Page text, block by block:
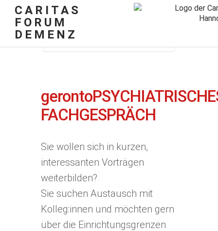
CARITAS
FORUM
DEMENZ
Home
FACHGESPRÄCH
Sie wollen sich in kurzen,
interessanten Vorträgen
weiterbilden?
Sie suchen Austausch mit
Kolleg:innen und möchten gern
über die Einrichtungsgrenzen